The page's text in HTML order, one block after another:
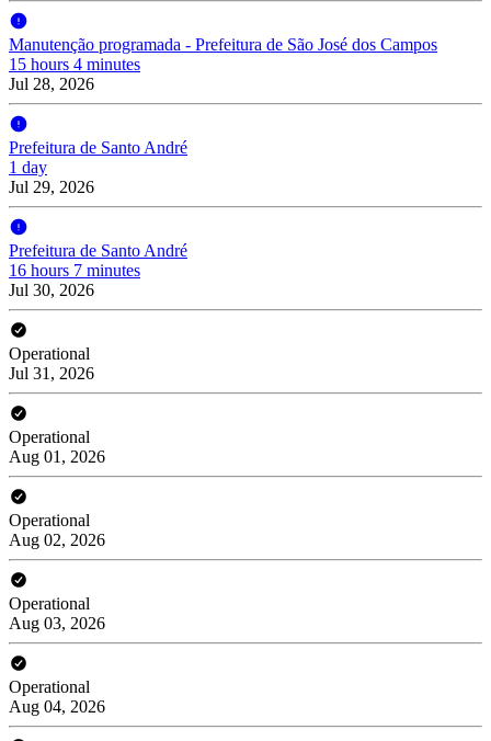
Manutenção programada - Prefeitura de São José dos Campos
15 hours 4 minutes
Jul 28, 2026
Prefeitura de Santo André
1 day
Jul 29, 2026
Prefeitura de Santo André
16 hours 7 minutes
Jul 30, 2026
Operational
Jul 31, 2026
Operational
Aug 01, 2026
Operational
Aug 02, 2026
Operational
Aug 03, 2026
Operational
Aug 04, 2026